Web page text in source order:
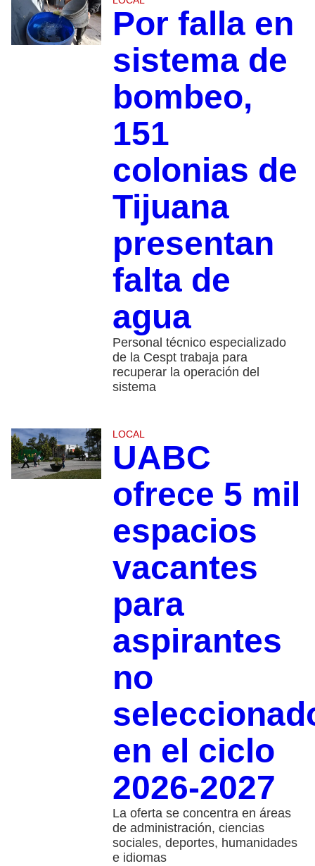
Por falla en
sistema de
bombeo,
151
colonias de
Tijuana
presentan
falta de
agua
Personal técnico especializado
de la Cespt trabaja para
recuperar la operación del
sistema
LOCAL
UABC
ofrece 5 mil
espacios
vacantes
para
aspirantes
no
en el ciclo
2026-2027
La oferta se concentra en áreas
de administración, ciencias
sociales, deportes, humanidades
e idiomas